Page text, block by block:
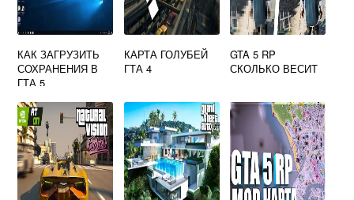
КАК ЗАГРУЗИТЬ
СОХРАНЕНИЯ В
ГТА 5
КАРТА ГОЛУБЕЙ
ГТА 4
GTA 5 RP
СКОЛЬКО ВЕСИТ